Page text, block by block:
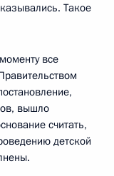
Такое
все
вышло
считать,
детской